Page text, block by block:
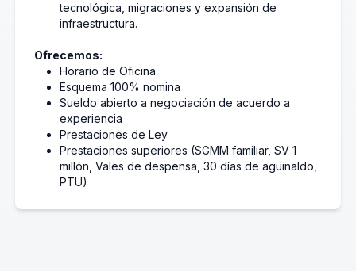
tecnológica, migraciones y expansión de
infraestructura.
Ofrecemos:
Horario de Oficina
Esquema 100% nomina
Sueldo abierto a negociación de acuerdo a
experiencia
Prestaciones de Ley
Prestaciones superiores (SGMM familiar, SV 1
millón, Vales de despensa, 30 días de aguinaldo,
PTU)